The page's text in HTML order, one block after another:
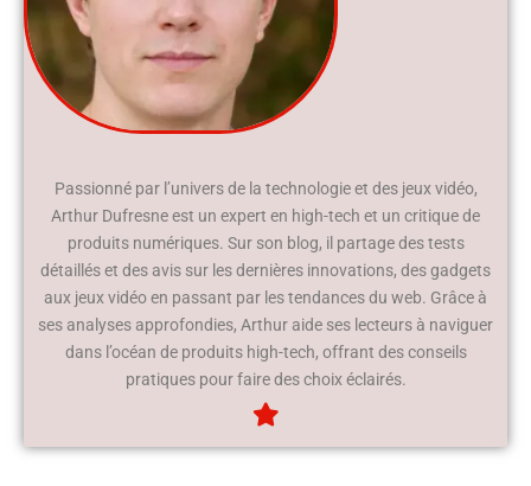
Passionné par l’univers de la technologie et des jeux vidéo,
Arthur Dufresne est un expert en high-tech et un critique de
produits numériques. Sur son blog, il partage des tests
détaillés et des avis sur les dernières innovations, des gadgets
aux jeux vidéo en passant par les tendances du web. Grâce à
ses analyses approfondies, Arthur aide ses lecteurs à naviguer
dans l’océan de produits high-tech, offrant des conseils
pratiques pour faire des choix éclairés.